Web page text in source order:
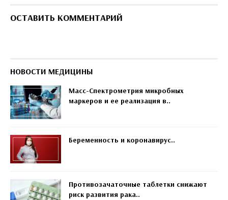
ОСТАВИТЬ КОММЕНТАРИЙ
НОВОСТИ МЕДИЦИНЫ
Масс-Спектрометрия микробных
маркеров и ее реализация в..
Беременность и коронавирус..
Противозачаточные таблетки снижают
риск развития рака..